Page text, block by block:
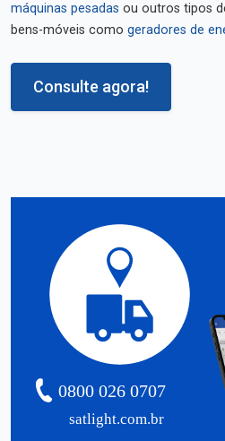
máquinas pesadas ou outros tipos
bens-móveis como geradores de
Consulte agora!
satlight.com.br
0800 026 0707